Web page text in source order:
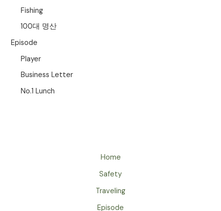
Fishing
100대 명산
Episode
Player
Business Letter
No.1 Lunch
Home
Safety
Traveling
Episode